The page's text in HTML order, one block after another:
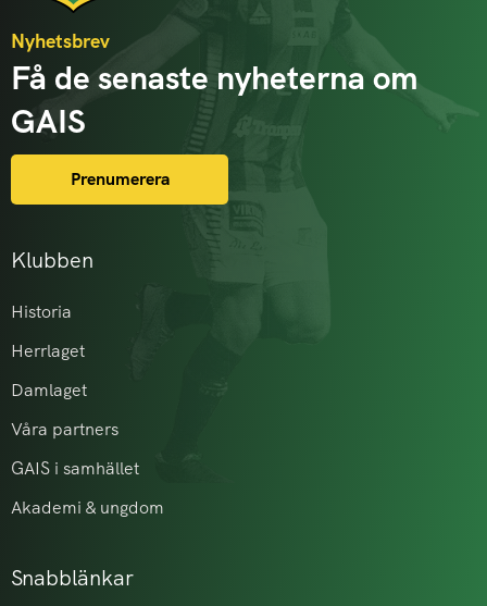
Klubben
Historia
Herrlaget
Damlaget
Våra partners
GAIS i samhället
Akademi & ungdom
Snabblänkar
Nyhetsbrev
Få de senaste nyheterna om
GAIS
Prenumerera